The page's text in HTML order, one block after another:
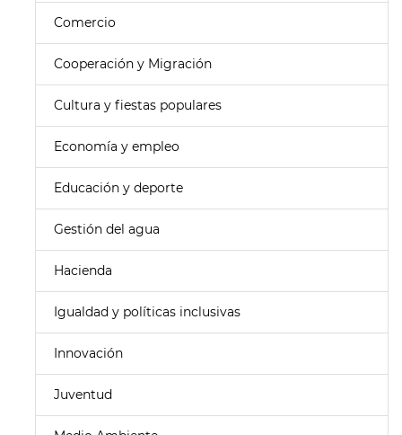
Comercio
Cooperación y Migración
Cultura y fiestas populares
Economía y empleo
Educación y deporte
Gestión del agua
Hacienda
Igualdad y políticas inclusivas
Innovación
Juventud